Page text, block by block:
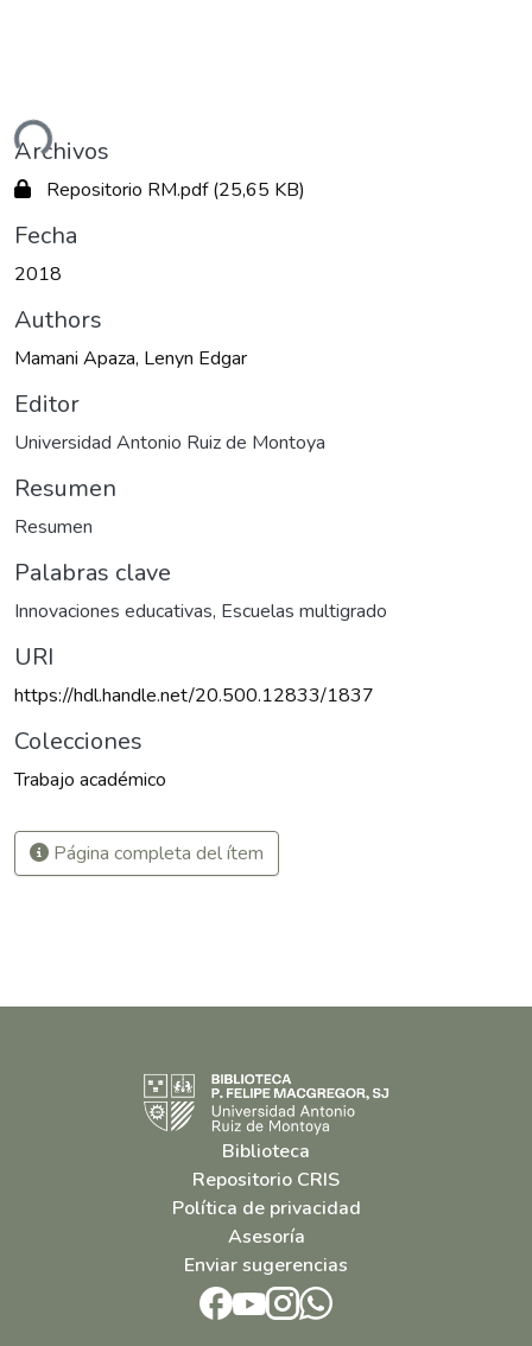
Archivos
Repositorio RM.pdf(25,65 KB)
Fecha
2018
Authors
Mamani Apaza, Lenyn Edgar
Editor
Universidad Antonio Ruiz de Montoya
Resumen
Resumen
Palabras clave
Innovaciones educativas, Escuelas multigrado
URI
https://hdl.handle.net/20.500.12833/1837
Colecciones
Trabajo académico
Página completa del ítem
Biblioteca
Repositorio CRIS
Política de privacidad
Asesoría
Enviar sugerencias